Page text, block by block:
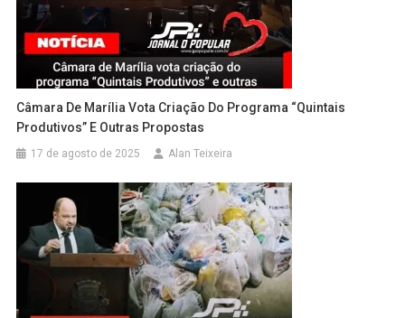
Câmara De Marília Vota Criação Do Programa “Quintais
Produtivos” E Outras Propostas
17 de agosto de 2025 Alan Teixeira